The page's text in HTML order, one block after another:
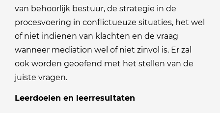
van behoorlijk bestuur, de strategie in de
procesvoering in conflictueuze situaties, het wel
of niet indienen van klachten en de vraag
wanneer mediation wel of niet zinvol is. Er zal
ook worden geoefend met het stellen van de
juiste vragen.
Leerdoelen en leerresultaten